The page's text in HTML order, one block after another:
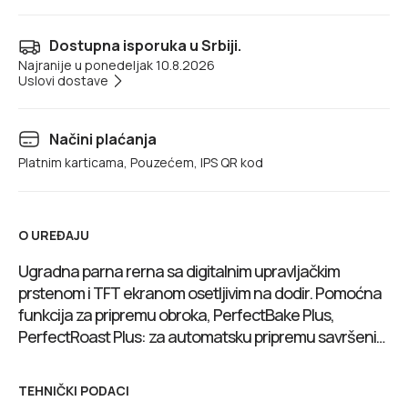
Dostupna isporuka u Srbiji.
Najranije u ponedeljak 10.8.2026
Uslovi dostave
Načini plaćanja
Platnim karticama, Pouzećem, IPS QR kod
O UREĐAJU
Ugradna parna rerna sa digitalnim upravljačkim
prstenom i TFT ekranom osetljivim na dodir. Pomoćna
funkcija za pripremu obroka, PerfectBake Plus,
PerfectRoast Plus: za automatsku pripremu savršenih
Home Connect za kontrolu putem aplikacije.
TEHNIČKI PODACI